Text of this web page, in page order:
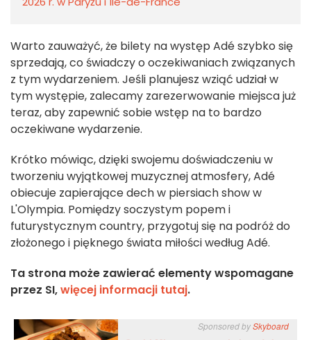
Warto zauważyć, że bilety na występ Adé szybko się
sprzedają, co świadczy o oczekiwaniach związanych
z tym wydarzeniem. Jeśli planujesz wziąć udział w
tym występie, zalecamy zarezerwowanie miejsca już
teraz, aby zapewnić sobie wstęp na to bardzo
oczekiwane wydarzenie.
Krótko mówiąc, dzięki swojemu doświadczeniu w
tworzeniu wyjątkowej muzycznej atmosfery, Adé
obiecuje zapierające dech w piersiach show w
L'Olympia. Pomiędzy soczystym popem i
futurystycznym country, przygotuj się na podróż do
złożonego i pięknego świata miłości według Adé.
Ta strona może zawierać elementy wspomagane
przez SI,więcej informacji tutaj.